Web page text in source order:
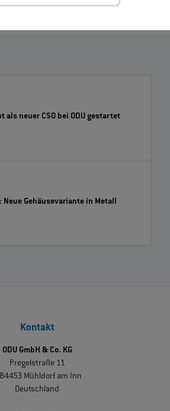
als neuer CSO bei ODU gestartet
Neue Gehäusevariante in Metall
Kontakt
ODU GmbH & Co. KG
Pregelstraße 11
Mühldorf am Inn
Deutschland